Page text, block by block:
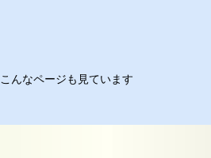
こんなページも見ています